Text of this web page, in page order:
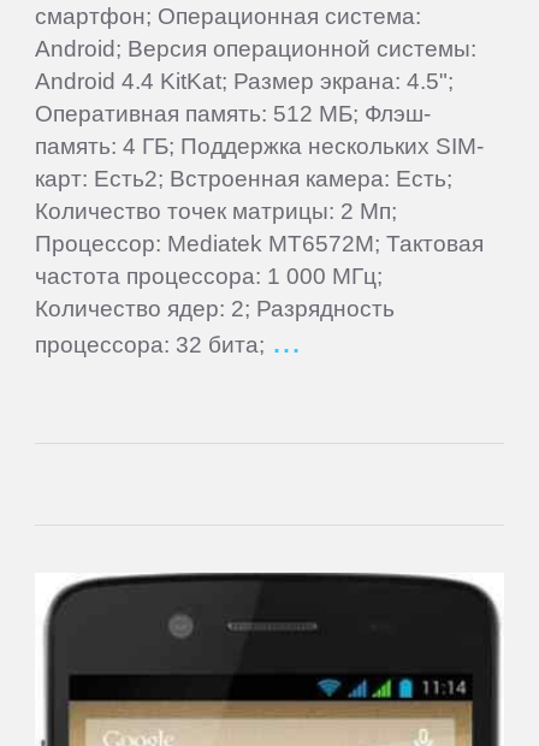
смартфон; Операционная система:
Android; Версия операционной системы:
Android 4.4 KitKat; Размер экрана: 4.5";
Оперативная память: 512 МБ; Флэш-
память: 4 ГБ; Поддержка нескольких SIM-
карт: Есть2; Встроенная камера: Есть;
Количество точек матрицы: 2 Мп;
Процессор: Mediatek MT6572M; Тактовая
частота процессора: 1 000 МГц;
Количество ядер: 2; Разрядность
процессора: 32 бита;
Keener
Krez
Lark
Lenovo
LG
Mio